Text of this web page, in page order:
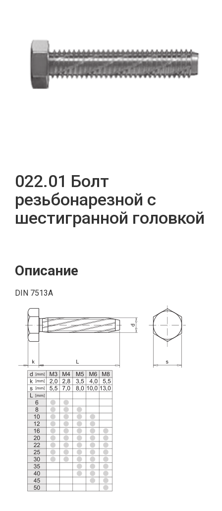
022.01 Болт
резьбонарезной с
шестигранной головкой
Описание
DIN 7513А